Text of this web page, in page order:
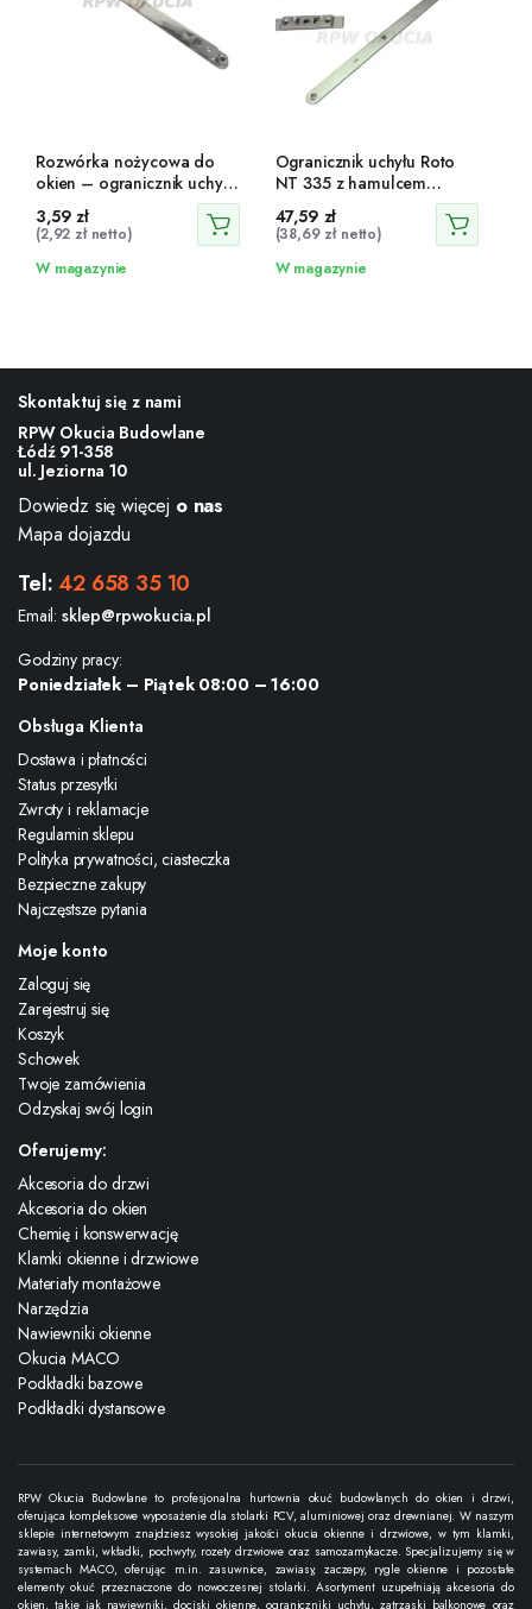
Rozwórka nożycowa do
okien – ogranicznik uchyłu
PCV i drewnianych
3,59zł
(2,92 złnetto)
W magazynie
Ogranicznik uchyłu Roto
NT 335 z hamulcem
ciernym – komplet z
zaczepem
47,59 zł
(38,69 złnetto)
W magazynie
Skontaktuj się z nami
RPW Okucia Budowlane
Łódź 91-358
ul. Jeziorna 10
Dowiedz się więcej o nas
Mapa dojazdu
Tel:42 658 35 10
Email: sklep@rpwokucia.pl
Godziny pracy:
Poniedziałek – Piątek 08:00 – 16:00
Obsługa Klienta
Dostawa i płatności
Status przesyłki
Zwroty i reklamacje
Regulamin sklepu
Polityka prywatności, ciasteczka
Bezpieczne zakupy
Najczęstsze pytania
Moje konto
Zaloguj się
Zarejestruj się
Koszyk
Schowek
Twoje zamówienia
Odzyskaj swój login
Oferujemy:
Akcesoria do drzwi
Akcesoria do okien
Chemię i konswerwację
Klamki okienne i drzwiowe
Materiały montażowe
Narzędzia
Nawiewniki okienne
Okucia MACO
Podkładki bazowe
Podkładki dystansowe
RPW Okucia Budowlane to profesjonalna hurtownia okuć budowlanych do okien i drzwi,
oferująca kompleksowe wyposażenie dla stolarki PCV, aluminiowej oraz drewnianej. W naszym
sklepie internetowym znajdziesz wysokiej jakości okucia okienne i drzwiowe, w tym klamki,
zawiasy, zamki, wkładki, pochwyty, rozety drzwiowe oraz samozamykacze. Specjalizujemy się w
systemach MACO, oferując m.in. zasuwnice, zawiasy, zaczepy, rygle okienne i pozostałe
elementy okuć przeznaczone do nowoczesnej stolarki. Asortyment uzupełniają akcesoria do
okien, takie jak nawiewniki, dociski okienne, ograniczniki uchyłu, zatrzaski balkonowe oraz